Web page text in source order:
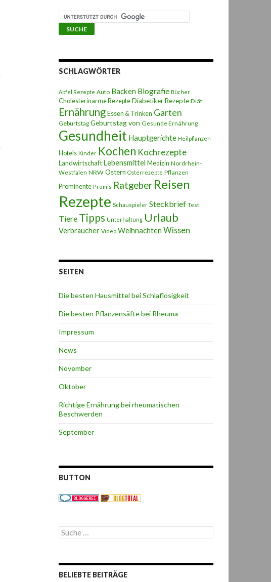
SCHLAGWÖRTER
Apfel Rezepte Auto Backen Biografie Bücher
Cholesterinarme Rezepte Diabetiker Rezepte Diät
Ernährung Essen & Trinken Garten
Geburtstag Geburtstag von Gesunde Ernährung
Gesundheit Hauptgerichte Heilpflanzen
Hotels Kinder Kochen Kochrezepte
LandwirtschaftLebensmittel Medizin Nordrhein-
Westfalen NRW Ostern Osterrezepte Pflanzen
Prominente Promis Ratgeber Reisen
Rezepte Schauspieler Steckbrief Test
Tiere Tipps Unterhaltung Urlaub
Verbraucher Video Weihnachten Wissen
SEITEN
Die besten Hausmittel bei Schlaflosigkeit
Die besten Pflanzensäfte bei Rheuma
Impressum
News
November
Oktober
Richtige Ernährung bei rheumatischen
Beschwerden
September
BUTTON
S
u
e
n
BELIEBTE BEITRÄGE